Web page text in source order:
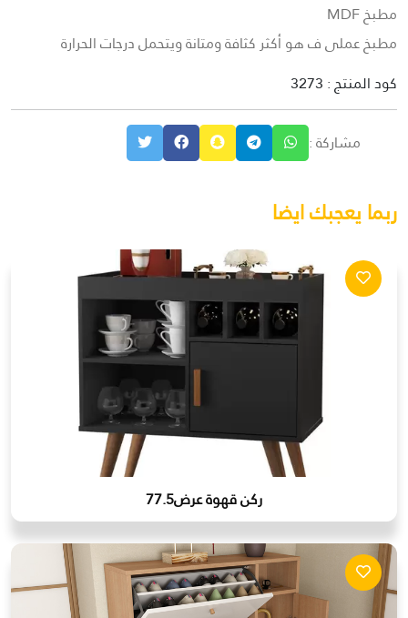
مطبخ MDF
مطبخ عملى ف هو أكثر كثافة ومتانة ويتحمل درجات الحرارة
كود المنتج : 3273
مشاركة :
ربما يعجبك ايضا
ركن قهوة عرض77.5